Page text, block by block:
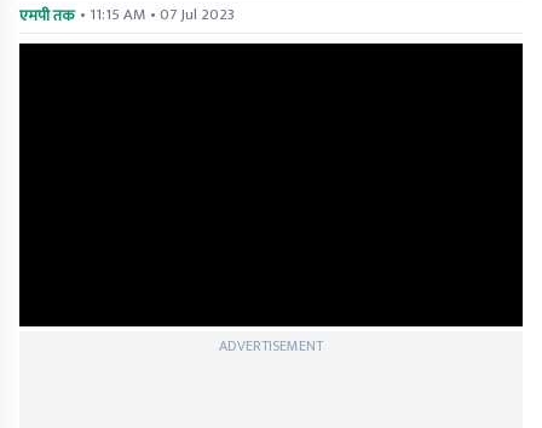
एमपी तक • 11:15 AM • 07 Jul 2023
ADVERTISEMENT